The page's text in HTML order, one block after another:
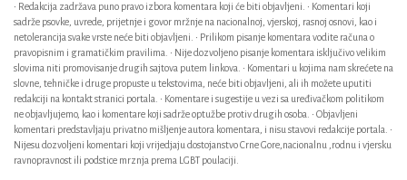
• Redakcija zadržava puno pravo izbora komentara koji će biti objavljeni. • Komentari koji
sadrže psovke, uvrede, prijetnje i govor mržnje na nacionalnoj, vjerskoj, rasnoj osnovi, kao i
netolerancija svake vrste neće biti objavljeni. • Prilikom pisanje komentara vodite računa o
pravopisnim i gramatičkim pravilima. • Nije dozvoljeno pisanje komentara isključivo velikim
slovima niti promovisanje drugih sajtova putem linkova. • Komentari u kojima nam skrećete na
slovne, tehničke i druge propuste u tekstovima, neće biti objavljeni, ali ih možete uputiti
redakciji na kontakt stranici portala. • Komentare i sugestije u vezi sa uređivačkom politikom
ne objavljujemo, kao i komentare koji sadrže optužbe protiv drugih osoba. • Objavljeni
komentari predstavljaju privatno mišljenje autora komentara, i nisu stavovi redakcije portala. •
Nijesu dozvoljeni komentari koji vrijedjaju dostojanstvo Crne Gore,nacionalnu ,rodnu i vjersku
ravnopravnost ili podstice mrznja prema LGBT poulaciji.